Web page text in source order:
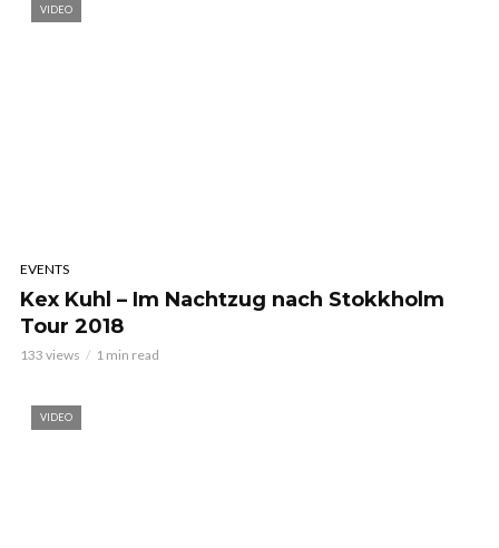
VIDEO
EVENTS
Kex Kuhl – Im Nachtzug nach Stokkholm
Tour 2018
133 views 1 min read
VIDEO